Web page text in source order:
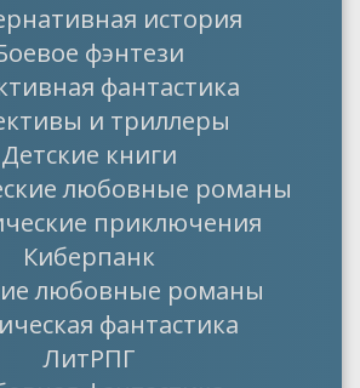
история
фэнтези
фантастика
и триллеры
Детские книги
любовные романы
приключения
Киберпанк
любовные романы
фантастика
ЛитРПГ